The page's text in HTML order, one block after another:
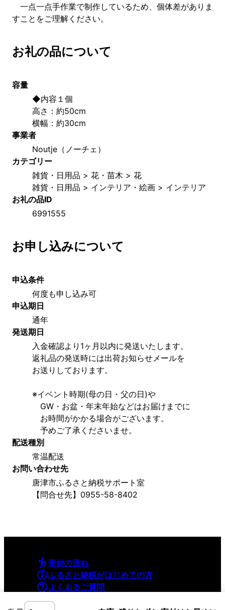
一点一点手作業で制作しているため、個体差がありま
すことをご理解ください。
お礼の品について
容量
◆内容１個
高さ：約50cm
横幅：約30cm
事業者
Noutje（ノーチェ）
カテゴリー
雑貨・日用品 > 花・苗木 > 花
雑貨・日用品 > インテリア・絵画 > インテリア
お礼の品ID
6991555
お申し込みについて
申込条件
何度も申し込み可
申込期日
通年
発送期日
入金確認より1ヶ月以内に発送いたします。
返礼品の発送時には出荷お知らせメールを
お送りしております。
※イベント時期(母の日・父の日)や
GW・お盆・年末年始などはお届けまでに
お時間がかかる場合がございます。
予めご了承くださいませ。
配送種別
常温配送
お問い合わせ先
唐津市ふるさと納税サポート室
【問合せ先】0955-58-8402
寄付の流れ
ふるさと納税がはじめての方
よくあるご質問
利用規約